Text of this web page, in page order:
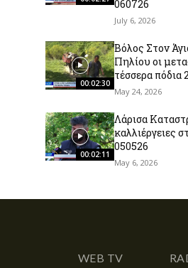
060726
July 6, 2026
00:02:30
Βόλος Στον
Πηλίου οι
τέσσερα πόδια
May 24, 2026
00:02:11
Λάρισα
καλλιέργειες
050526
May 6, 2026
WEB TV